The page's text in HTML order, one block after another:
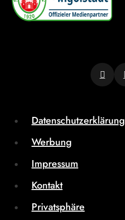
Datenschutzerklärung
Werbung
Impressum
Kontakt
Privatsphäre